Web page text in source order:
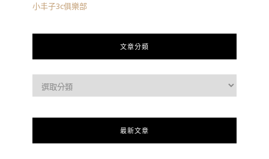
小丰子3c俱樂部
文章分類
最新文章